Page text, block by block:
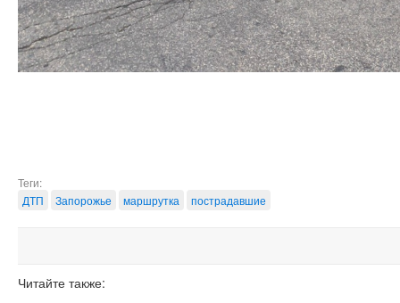
Теги:
ДТП
Запорожье маршрутка пострадавшие
Читайте также: